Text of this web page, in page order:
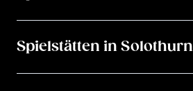
Spielstätten in Solothurn